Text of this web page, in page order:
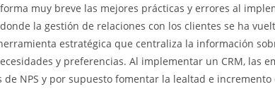
muy breve las mejores prácticas y errores al
la gestión de relaciones con los clientes se ha
estratégica que centraliza la información
y preferencias. Al implementar un CRM, las
NPS y por supuesto fomentar la lealtad e incremento